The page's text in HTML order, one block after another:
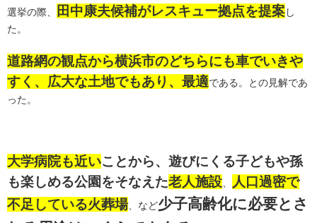
選挙の際、
田中康夫候補がレスキュー拠点を提案し
た。
道路網の観点から横浜市のどちらにも車でいきや
すく、広大な土地でもあり、最適である。との見解であ
った。
大学病院も近いことから、遊びにくる子どもや孫
も楽しめる公園をそなえた老人施設、
人口過密で
不足している火葬場、など少子高齢化に必要とさ